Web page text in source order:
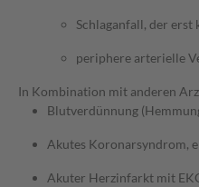
Schlaganfall, der erst
periphere arterielle
In Kombination mit anderen
Blutverdünnung
Akutes Koronarsyndrom,
Akuter Herzinfarkt mit